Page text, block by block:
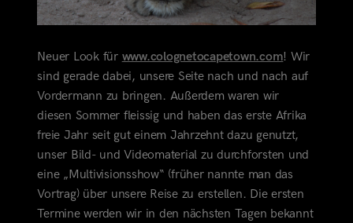
Neuer Look für www.colognetocapetown.com! Wir
sind gerade dabei, unsere Seite nach und nach auf
Vordermann zu bringen. Außerdem waren wir
diesen Sommer fleissig und haben das erste Afrika
freie Jahr seit gut einem Jahrzehnt dazu genutzt,
unser Bild- und Videomaterial zu durchforsten und
eine „Multivisionsshow“ (früher nannte man das
Vortrag) über unsere Reise zu erstellen. Die ersten
Termine werden wir in den nächsten Tagen bekannt